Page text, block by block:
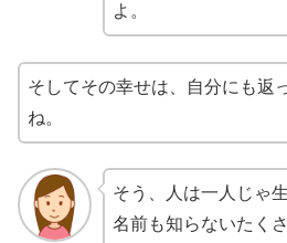
よ。
そしてその幸せは、自分にも返
ね。
そう、人は一人じゃ
名前も知らないたく